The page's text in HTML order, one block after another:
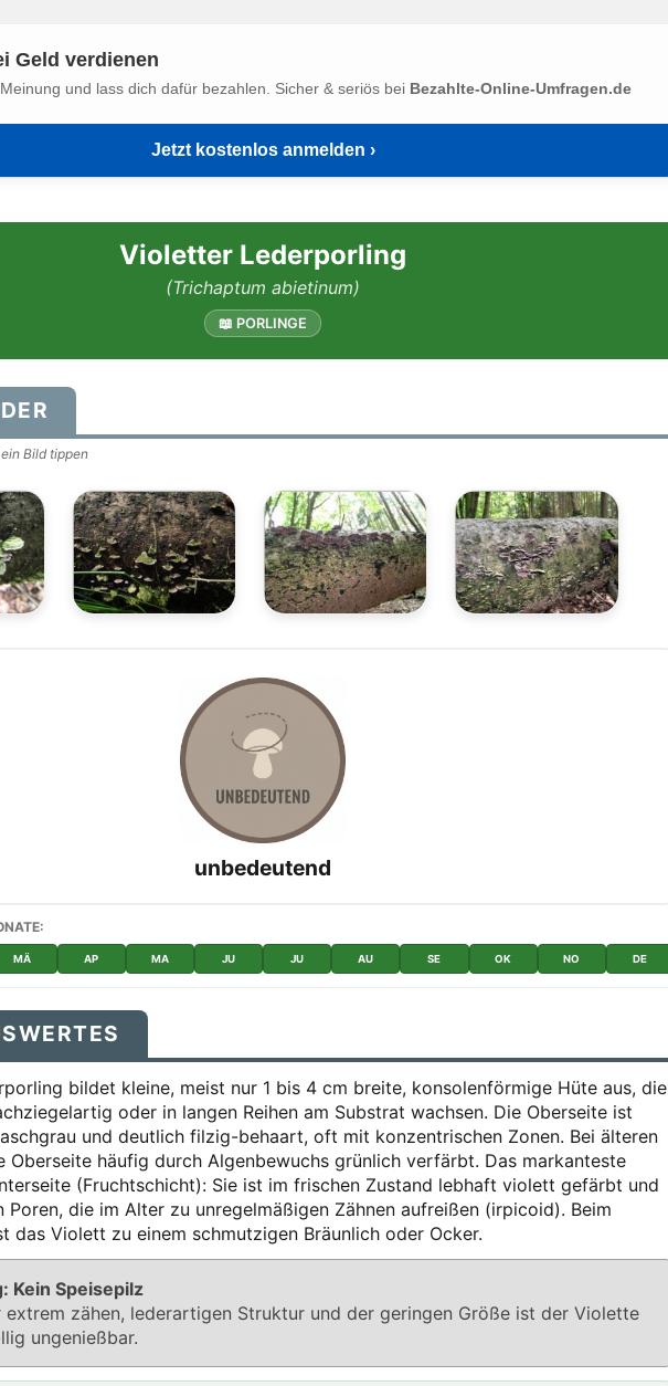
Geld verdienen
und lass dich dafür bezahlen. Sicher & seriös bei Bezahlte-Online-Umfragen.de
Jetzt kostenlos anmelden ›
Violetter Lederporling
(Trichaptum abietinum)
📖 PORLINGE
Bild tippen
unbedeutend
MÄ AP MA JU JU AU SE OK NO DE
bildet kleine, meist nur 1 bis 4 cm breite, konsolenförmige Hüte aus, die
oder in langen Reihen am Substrat wachsen. Die Oberseite ist
und deutlich filzig-behaart, oft mit konzentrischen Zonen. Bei älteren
Oberseite häufig durch Algenbewuchs grünlich verfärbt. Das markanteste
(Fruchtschicht): Sie ist im frischen Zustand lebhaft violett gefärbt und
Poren, die im Alter zu unregelmäßigen Zähnen aufreißen (irpicoid). Beim
das Violett zu einem schmutzigen Bräunlich oder Ocker.
Kein Speisepilz
extrem zähen, lederartigen Struktur und der geringen Größe ist der Violette
ungenießbar.